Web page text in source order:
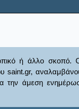
ή άλλο σκοπό.
saint.gr,
την άμεση